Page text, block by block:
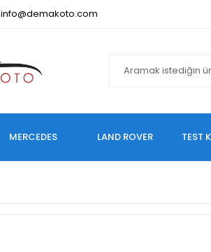
info@demakoto.com
MERCEDES LAND ROVER TEST